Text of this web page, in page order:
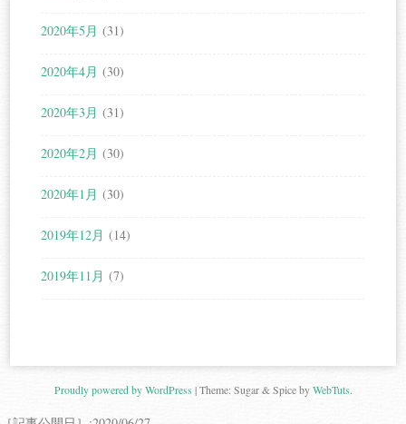
2020年5月 (31)
2020年4月 (30)
2020年3月 (31)
2020年2月 (30)
2020年1月 (30)
2019年12月 (14)
2019年11月 (7)
Proudly powered by WordPress |Theme: Sugar & Spice byWebTuts.